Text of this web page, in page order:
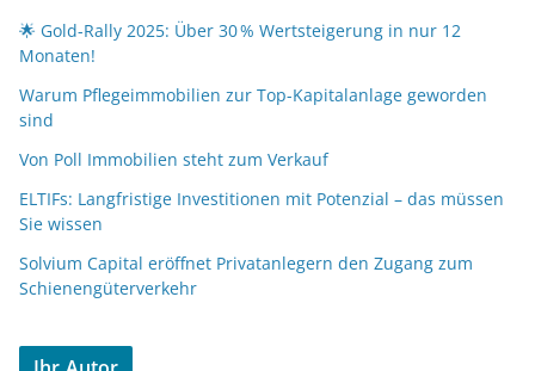
🌟 Gold-Rally 2025: Über 30 % Wertsteigerung in nur 12
Monaten!
Warum Pflegeimmobilien zur Top-Kapitalanlage geworden
sind
Von Poll Immobilien steht zum Verkauf
ELTIFs: Langfristige Investitionen mit Potenzial – das müssen
Sie wissen
Solvium Capital eröffnet Privatanlegern den Zugang zum
Schienengüterverkehr